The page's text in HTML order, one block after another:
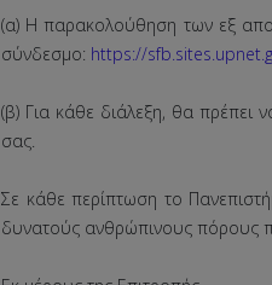
(α) Η παρακολούθηση των εξ
σύνδεσμο: https://
(β) Για κάθε διάλεξη, θα πρέπει
σας.
Σε κάθε περίπτωση το
δυνατούς ανθρώπινους πόρους